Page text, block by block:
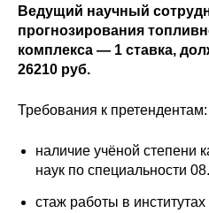
Противодействие
Материалы для СМИ
Публикации
Научная жизнь
Ведущий научный
прогнозирования
комплекса — 1 ставка,
26210 руб.
Требования к претендентам:
наличие учёной степени
наук по специальности
стаж работы в